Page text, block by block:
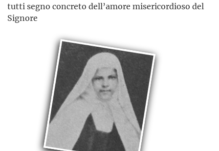
tutti segno concreto dell’amore misericordioso del
Signore